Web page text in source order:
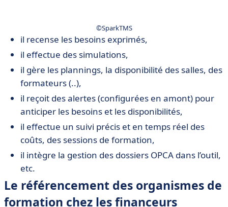
©️SparkTMS
il recense les besoins exprimés,
il effectue des simulations,
il gère les plannings, la disponibilité des salles, des
formateurs (..),
il reçoit des alertes (configurées en amont) pour
anticiper les besoins et les disponibilités,
il effectue un suivi précis et en temps réel des
coûts, des sessions de formation,
il intègre la gestion des dossiers OPCA dans l’outil,
etc.
Le référencement des organismes de
formation chez les financeurs